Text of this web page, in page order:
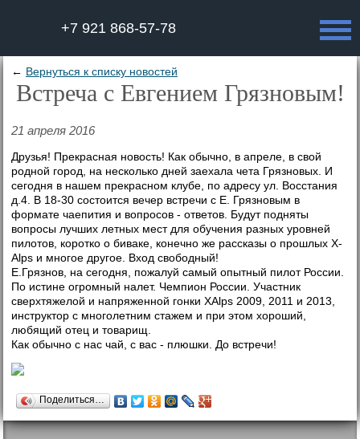
+7 921 868-57-78
← Вернуться к списку новостей
Встреча с Евгением Грязновым!
21 апреля 2016
Друзья! Прекрасная новость! Как обычно, в апреле, в свой
родной город, на несколько дней заехала чета Грязновых. И
сегодня в нашем прекрасном клубе, по адресу ул. Восстания
д.4. В 18-30 состоится вечер встречи с Е. Грязновым в
формате чаепития и вопросов - ответов. Будут подняты
вопросы лучших летных мест для обучения разных уровней
пилотов, коротко о биваке, конечно же рассказы о прошлых X-
Alps и многое другое. Вход свободный!
Е.Грязнов, на сегодня, пожалуй самый опытный пилот России.
По истине огромный налет. Чемпион России. Участник
сверхтяжелой и напряженной гонки XAlps 2009, 2011 и 2013,
инструктор с многолетним стажем и при этом хороший,
любящий отец и товарищ.
Как обычно с нас чай, с вас - плюшки. До встречи!
Поделиться…